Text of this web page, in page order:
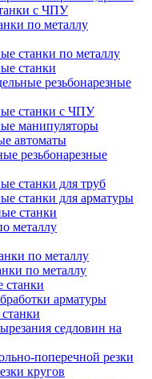
с ЧПУ
по металлу
станки по металлу
станки
резьбонарезные
станки с ЧПУ
манипуляторы
автоматы
резьбонарезные
станки для труб
станки для арматуры
станки
металлу
по металлу
по металлу
станки
арматуры
седловин на
поперечной резки
кругов